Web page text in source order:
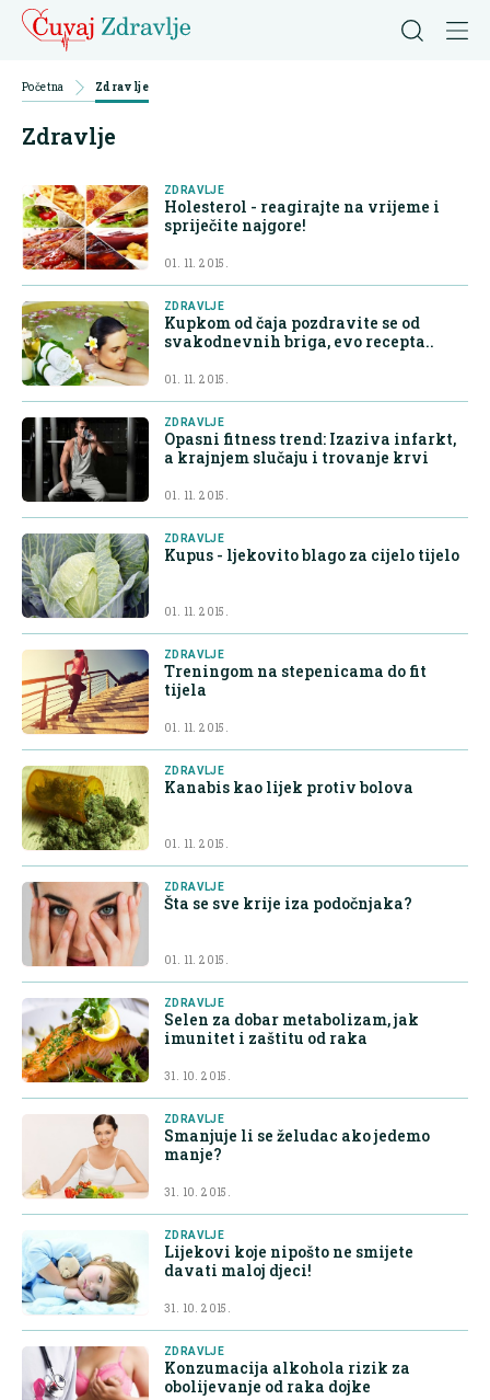
Početna Zdravlje
Zdravlje
ZDRAVLJE
Holesterol - reagirajte na vrijeme i
spriječite najgore!
01. 11. 2015.
ZDRAVLJE
Kupkom od čaja pozdravite se od
svakodnevnih briga, evo recepta..
01. 11. 2015.
ZDRAVLJE
Opasni fitness trend: Izaziva infarkt,
a krajnjem slučaju i trovanje krvi
01. 11. 2015.
ZDRAVLJE
Kupus - ljekovito blago za cijelo tijelo
01. 11. 2015.
ZDRAVLJE
Treningom na stepenicama do fit
tijela
01. 11. 2015.
ZDRAVLJE
Kanabis kao lijek protiv bolova
01. 11. 2015.
ZDRAVLJE
Šta se sve krije iza podočnjaka?
01. 11. 2015.
ZDRAVLJE
Selen za dobar metabolizam, jak
imunitet i zaštitu od raka
31. 10. 2015.
ZDRAVLJE
Smanjuje li se želudac ako jedemo
manje?
31. 10. 2015.
ZDRAVLJE
Lijekovi koje nipošto ne smijete
davati maloj djeci!
31. 10. 2015.
ZDRAVLJE
Konzumacija alkohola rizik za
obolijevanje od raka dojke